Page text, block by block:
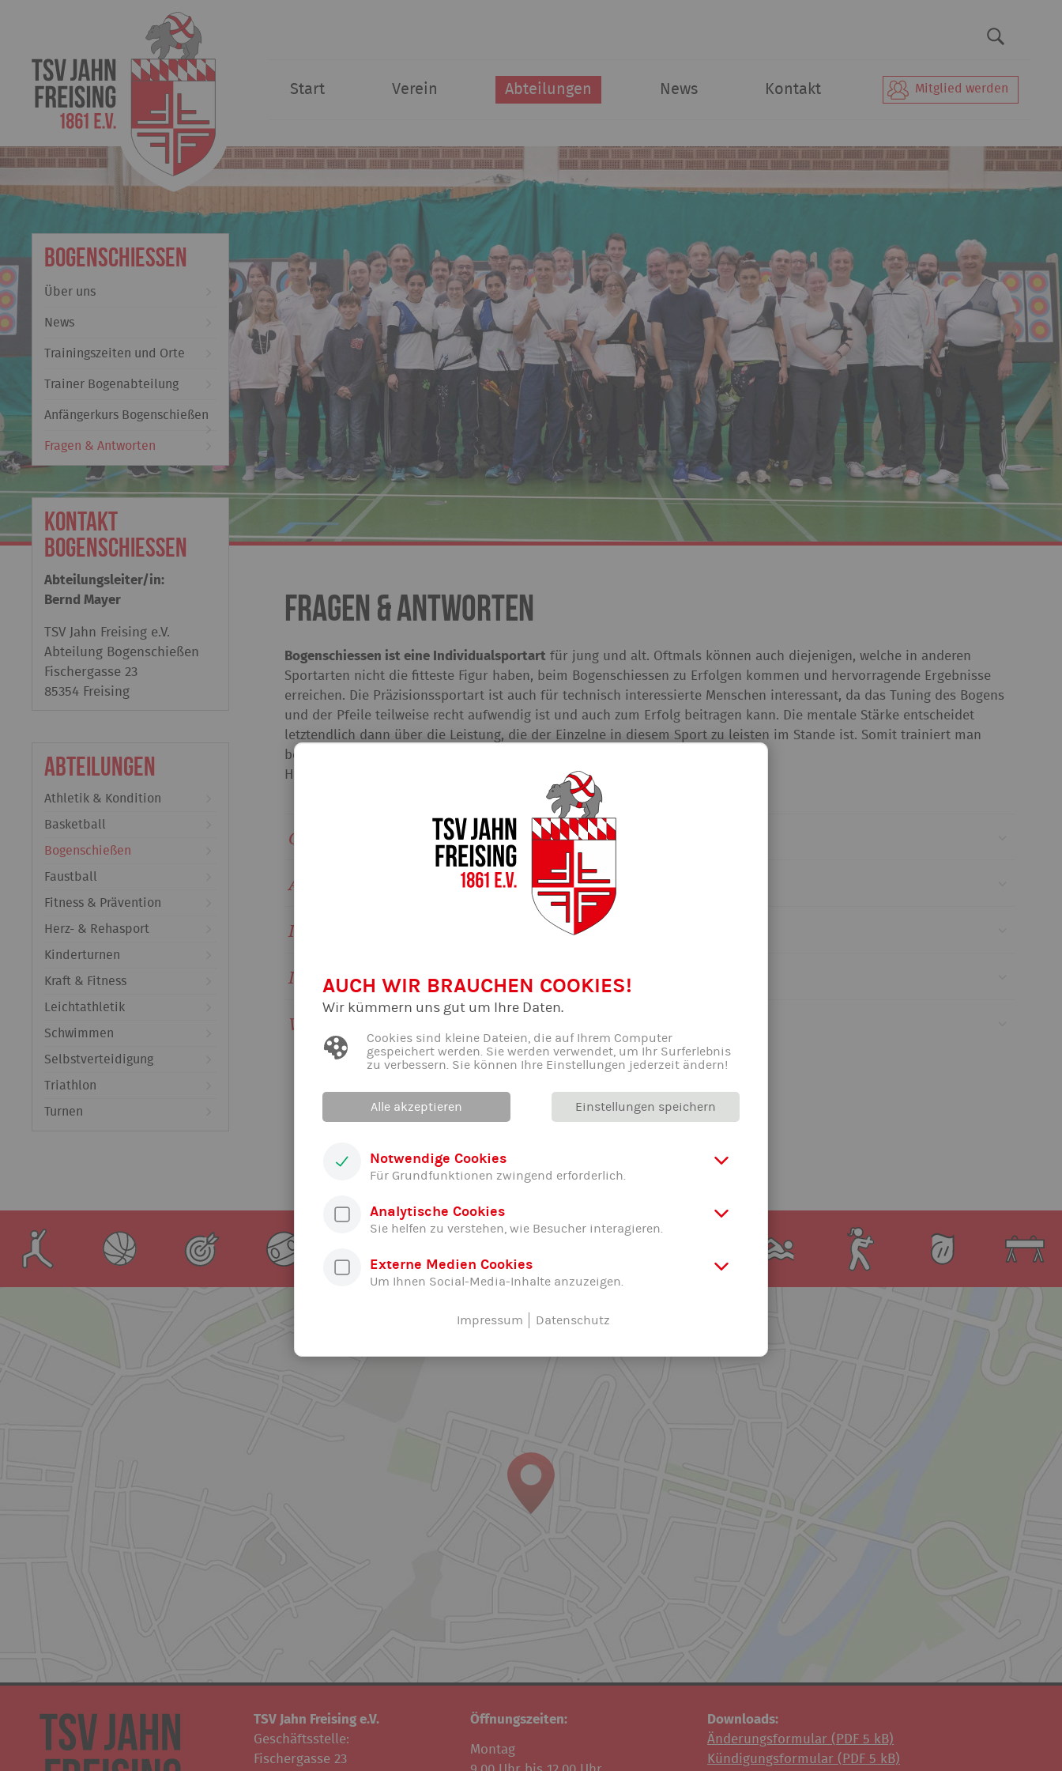
Start Verein Abteilungen News Kontakt Mitglied werden
Bogenschießen
Über uns
News
Trainingszeiten und Orte
Trainer Bogenabteilung
Anfängerkurs Bogenschießen
Fragen & Antworten
Kontakt
Bogenschießen
Abteilungsleiter/in:
Bernd Mayer
TSV Jahn Freising e.V.
Abteilung Bogenschießen
Fischergasse 23
85354 Freising
Abteilungen
Athletik & Kondition
Basketball
Bogenschießen
Faustball
Fitness & Prävention
Herz- & Rehasport
Kinderturnen
Kraft & Fitness
Leichtathletik
Schwimmen
Selbstverteidigung
Triathlon
Turnen
Fragen & Antworten
Bogenschiessen ist eine Individualsportart für jung und alt. Oftmals können auch diejenigen, welche in anderen
Sportarten nicht die fitteste Figur haben, beim Bogenschiessen zu Erfolgen kommen und hervorragende Ergebnisse
erreichen. Die Präzisionssportart ist auch für technisch interessierte Menschen interessant, da das Tuning des Bogens
und der Pfeile teilweise recht aufwendig ist und auch zum Erfolg beitragen kann. Die mentale Stärke entscheidet
letztendlich dann über die Leistung, die der Einzelne in diesem Sport zu leisten im Stande ist. Somit trainiert man
beim Bogensport auch für das alltägliche Leben.
Hier ein paar Antworten auf häufige Fragen...
Gibt es Anfängerkurse?
Ab wieviel Jahren kann ich mit Bogenschiessen anfangen?
Ist Bogenschiessen schwer?
Ist Bogenschiessen teuer?
Wo wird trainiert?
TSV Jahn Freising e.V.
Geschäftsstelle:
Fischergasse 23
Öffnungszeiten:
Montag
Downloads:
Änderungsformular ( PDF 5 kB)
Kündigungsformular ( PDF 5 kB)
AUCH WIR BRAUCHEN COOKIES!
Wir kümmern uns gut um Ihre Daten.
Cookies sind kleine Dateien, die auf Ihrem Computer
gespeichert werden. Sie werden verwendet, um Ihr Surferlebnis
zu verbessern. Sie können Ihre Einstellungen jederzeit ändern!
Alle akzeptieren Einstellungen speichern
Notwendige Cookies
Für Grundfunktionen zwingend erforderlich.
Analytische Cookies
Sie helfen zu verstehen, wie Besucher interagieren.
Externe Medien Cookies
Um Ihnen Social-Media-Inhalte anzuzeigen.
Impressum Datenschutz